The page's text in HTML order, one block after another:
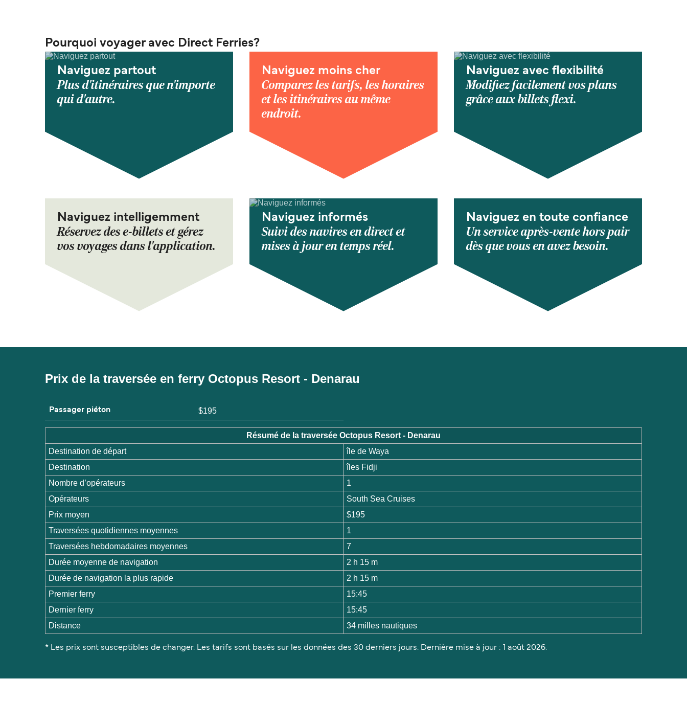
Pourquoi voyager avec Direct Ferries?
Naviguez partout
Plus d'itinéraires que n'importe
qui d'autre.
Naviguez moins cher
Comparez les tarifs, les horaires
et les itinéraires au même
endroit.
Naviguez avec flexibilité
Modifiez facilement vos plans
grâce aux billets flexi.
Naviguez intelligemment
Réservez des e-billets et gérez
vos voyages dans l'application.
Naviguez informés
Suivi des navires en direct et
mises à jour en temps réel.
Naviguez en toute confiance
Un service après-vente hors pair
dès que vous en avez besoin.
Prix de la traversée en ferry Octopus Resort - Denarau
Passager piéton $195
Résumé de la traversée Octopus Resort - Denarau
Destination de départ
île de Waya
Destination
îles Fidji
Nombre d’opérateurs
1
Opérateurs
South Sea Cruises
Prix moyen
$195
Traversées quotidiennes moyennes
1
Traversées hebdomadaires moyennes
7
Durée moyenne de navigation
2 h 15 m
Durée de navigation la plus rapide
2 h 15 m
Premier ferry
15:45
Dernier ferry
15:45
Distance
34 milles nautiques
* Les prix sont susceptibles de changer. Les tarifs sont basés sur les données des 30 derniers jours. Dernière mise à jour : 1 août 2026.